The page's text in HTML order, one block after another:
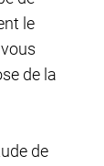
le
de la
de